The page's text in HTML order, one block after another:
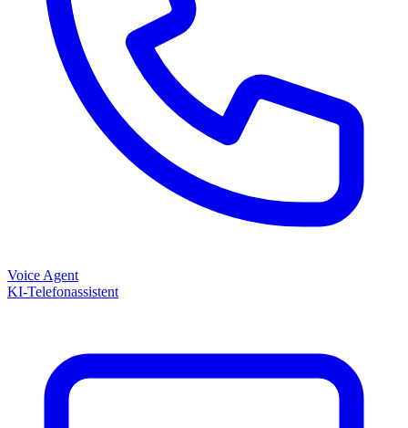
Voice Agent
KI-Telefonassistent